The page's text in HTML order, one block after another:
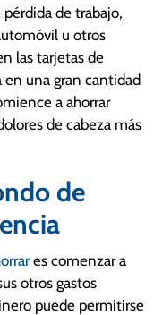
de trabajo,
u otros
las tarjetas de
una gran cantidad
a ahorrar
de cabeza más
de
es comenzar a
otros gastos
puede permitirse